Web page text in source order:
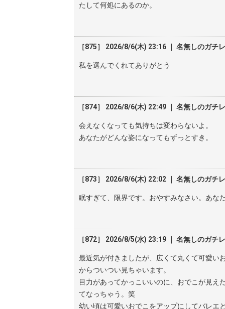
たして何処にあるのか。
［875］ 2026/8/6(木) 23:16 ｜ 名無しのガチ
私を選んでくれてありがとう
［874］ 2026/8/6(木) 22:49 ｜ 名無しのガチ
会えなくなっても気持ちは変わらないよ。
あなたがどんな姿になってもずっとすき。
［873］ 2026/8/6(木) 22:02 ｜ 名無しのガチ
眠すぎて、限界です。おやすみなさい。あな
［872］ 2026/8/5(水) 23:19 ｜ 名無しのガチ
最近気が付きましたが、広くて丸くて可愛い
からついつい見ちゃいます。
目力があってかっこいいのに、おでこが見
てなっちゃう。笑
幼い頃は可愛いおでこをアップにしてバレエ